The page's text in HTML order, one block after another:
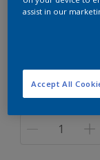
Jumlah
assist in our
Accept All